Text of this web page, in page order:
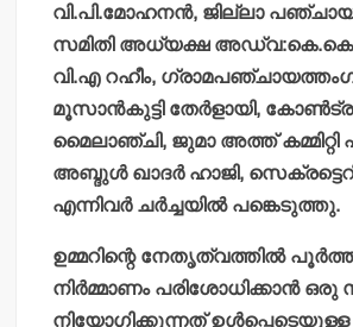
വി.പി.മോഹനന്‍, ജില്ലാ
സമിതി അധ്യക്ഷ അഡ്വ:കെ.കെ
വി.എ റഹീം,
മൂസാന്‍കുട്ടി തേര്‍ളായി,
മൈലാഞ്ചി, ജുമാ അത്ത് കമ്മിറ്റി
അബ്ദുള്‍ ഖാദര്‍ ഹാജി, സെക്രട്ടെറി
എന്നിവര്‍ ചര്‍ച്ചയില്‍ പങ്കെടുത്തു.
ഉമ്മറിന്റെ നേതൃത്വത്തില്‍
നിര്‍മ്മാണം പരിശോധിക്കാന്‍ ഒരു
നിയോഗിക്കുന്നത്